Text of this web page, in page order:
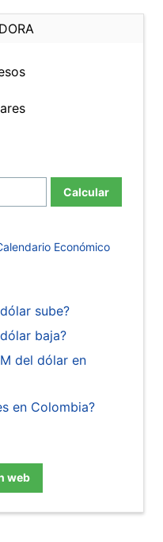
Calcular
Económico
sube?
baja?
del dólar en
en Colombia?
web